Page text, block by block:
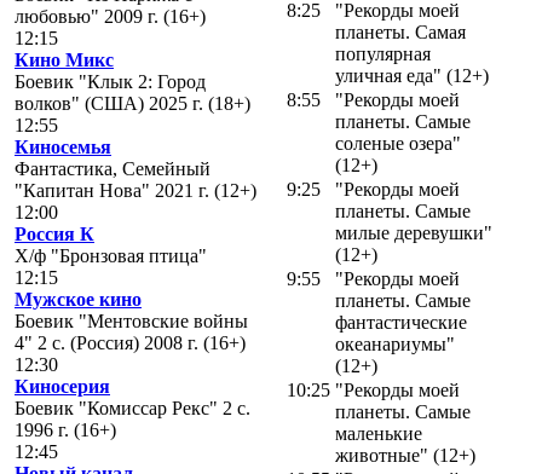
любовью" 2009 г. (16+)
12:15
Кино Микс
Боевик "Клык 2: Город
волков" (США) 2025 г. (18+)
12:55
Киносемья
Фантастика, Семейный
"Капитан Нова" 2021 г. (12+)
12:00
Россия К
Х/ф "Бронзовая птица"
12:15
Мужское кино
Боевик "Ментовские войны
4" 2 с. (Россия) 2008 г. (16+)
12:30
Киносерия
Боевик "Комиссар Рекс" 2 с.
1996 г. (16+)
12:45
8:25
"Рекорды моей
планеты. Самая
популярная
уличная еда" (12+)
8:55
"Рекорды моей
планеты. Самые
соленые озера"
(12+)
9:25
"Рекорды моей
планеты. Самые
милые деревушки"
(12+)
9:55
"Рекорды моей
планеты. Самые
фантастические
океанариумы"
(12+)
10:25 "Рекорды моей
планеты. Самые
маленькие
животные" (12+)